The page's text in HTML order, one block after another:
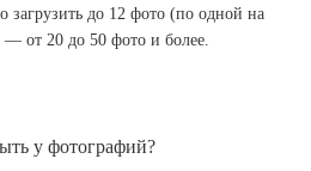
до 12 фото (по одной на
от 20 до 50 фото и более.
у фотографий?